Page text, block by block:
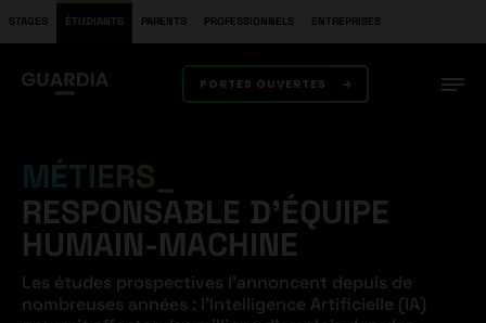
STAGES ÉTUDIANTS PARENTS PROFESSIONNELS ENTREPRISES
PORTES OUVERTES
MÉTIERS
RESPONSABLE D’ÉQUIPE
HUMAIN-MACHINE
Les études prospectives l’annoncent depuis de
nombreuses années : l’Intelligence Artificielle (IA)